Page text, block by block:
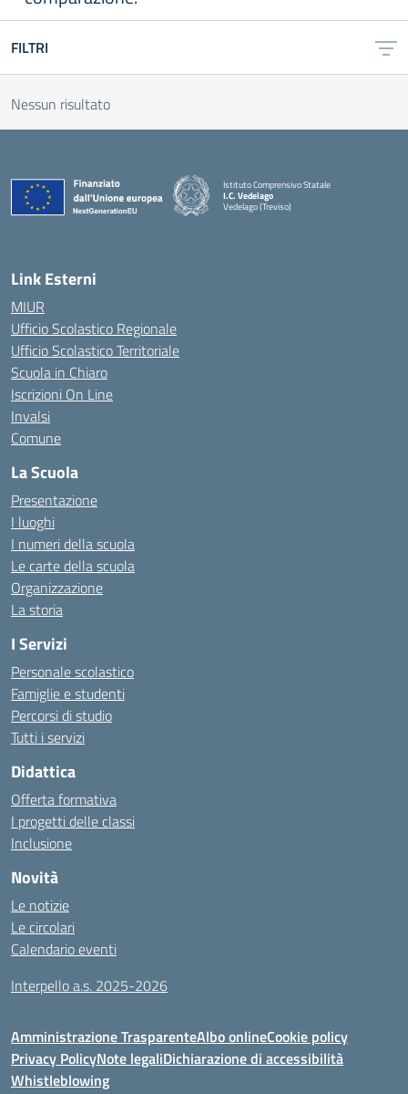
FILTRI
Nessun risultato
Istituto Comprensivo Statale
I.C. Vedelago
Vedelago (Treviso)
— Visita la pagina iniziale della scuola
Link Esterni
MIUR
Ufficio Scolastico Regionale
Ufficio Scolastico Territoriale
Scuola in Chiaro
Iscrizioni On Line
Invalsi
Comune
La Scuola
Presentazione
I luoghi
I numeri della scuola
Le carte della scuola
Organizzazione
La storia
I Servizi
Personale scolastico
Famiglie e studenti
Percorsi di studio
Tutti i servizi
Didattica
Offerta formativa
I progetti delle classi
Inclusione
Novità
Le notizie
Le circolari
Calendario eventi
Interpello a.s. 2025-2026
Amministrazione TrasparenteAlbo onlineCookie policy
Privacy PolicyNote legaliDichiarazione di accessibilità
Whistleblowing